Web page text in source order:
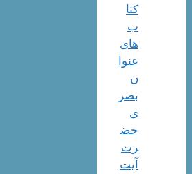
کتا
ب
های
عنوا
ن
بصر
ی
حض
رت
آیت